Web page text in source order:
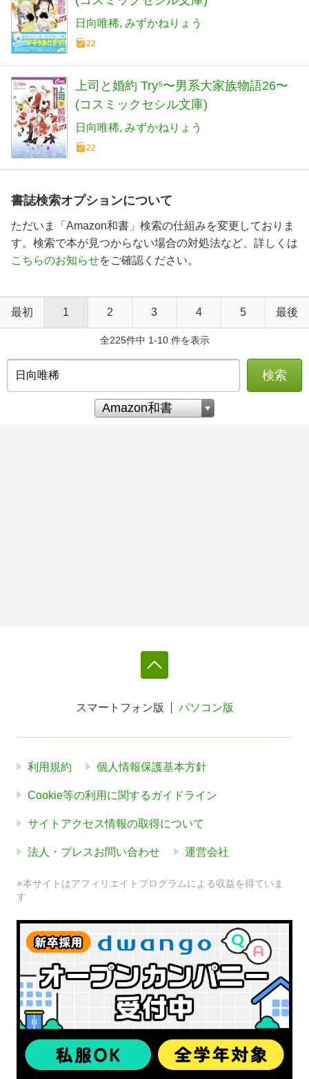
日向唯稀 みずかねりょう
22
上司と婚約 Try⁵〜男系大家族物語26〜
(コスミックセシル文庫)
日向唯稀 みずかねりょう
22
書誌検索オプションについて
ただいま「Amazon和書」検索の仕組みを変更しておりま
す。検索で本が見つからない場合の対処法など、詳しくは
こちらのお知らせをご確認ください。
最初 1 2 3 4 5 最後
全225件中 1-10 件を表示
検索
スマートフォン版 パソコン版
利用規約 個人情報保護基本方針
Cookie等の利用に関するガイドライン
サイトアクセス情報の取得について
法人・プレスお問い合わせ 運営会社
※本サイトはアフィリエイトプログラムによる収益を得ていま
す